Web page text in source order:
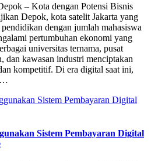
– Kota dengan Potensi Bisnis
Depok, kota satelit Jakarta yang
dengan jumlah mahasiswa
pertumbuhan ekonomi yang
universitas ternama, pusat
dan kawasan industri menciptakan
kompetitif. Di era digital saat ini,
…
Sistem Pembayaran Digital